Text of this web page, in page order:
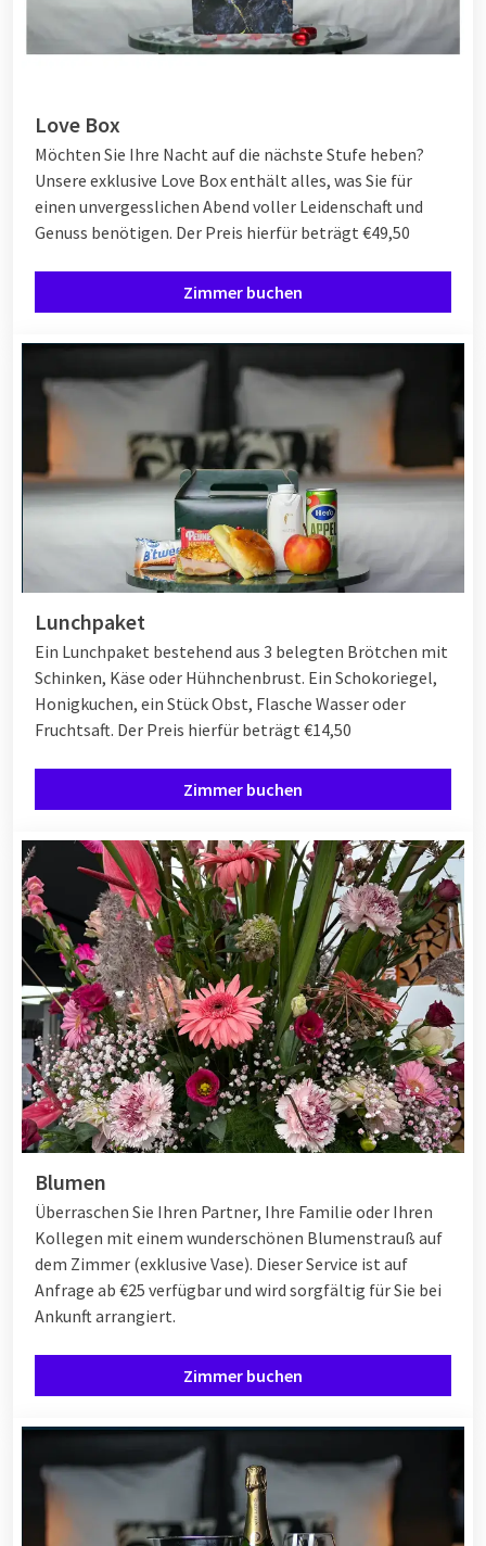
Love Box
Möchten Sie Ihre Nacht auf die nächste Stufe heben?
Unsere exklusive Love Box enthält alles, was Sie für
einen unvergesslichen Abend voller Leidenschaft und
Genuss benötigen. Der Preis hierfür beträgt €49,50
Zimmer buchen
Lunchpaket
Ein Lunchpaket bestehend aus 3 belegten Brötchen mit
Schinken, Käse oder Hühnchenbrust. Ein Schokoriegel,
Honigkuchen, ein Stück Obst, Flasche Wasser oder
Fruchtsaft. Der Preis hierfür beträgt €14,50
Zimmer buchen
Blumen
Überraschen Sie Ihren Partner, Ihre Familie oder Ihren
Kollegen mit einem wunderschönen Blumenstrauß auf
dem Zimmer (exklusive Vase). Dieser Service ist auf
Anfrage ab €25 verfügbar und wird sorgfältig für Sie bei
Ankunft arrangiert.
Zimmer buchen